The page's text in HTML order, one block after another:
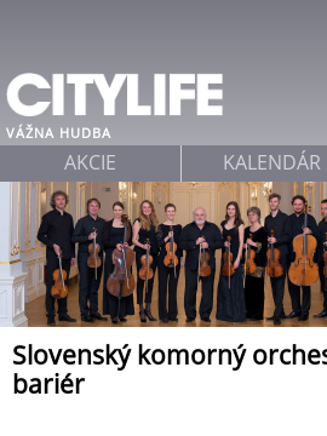
VÁŽNA HUDBA
Slovenský komorný
bariér
AKCIE KALENDÁR